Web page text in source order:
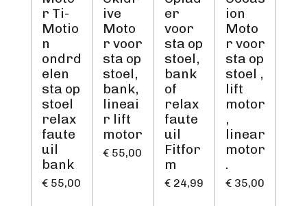
r Ti-
Motio
n
ondrd
elen
sta op
stoel
relax
faute
uil
bank
€ 55,00
ive
Moto
r voor
sta op
stoel,
bank,
lineai
r lift
motor
€ 55,00
er
voor
sta op
stoel,
bank
of
relax
faute
uil
Fitfor
m
€ 24,99
ion
Moto
r voor
sta op
stoel ,
lift
motor
,
linear
motor
.
€ 35,00